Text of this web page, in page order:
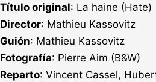
Título original: La haine (Hate)
Director: Mathieu Kassovitz
Guión: Mathieu Kassovitz
Fotografía: Pierre Aim (B&W)
Reparto: Vincent Cassel,